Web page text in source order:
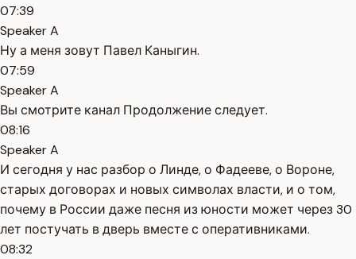
07:39
Speaker A
Ну а меня зовут Павел Каныгин.
07:59
Speaker A
Вы смотрите канал Продолжение следует.
08:16
Speaker A
И сегодня у нас разбор о Линде, о Фадееве, о Вороне,
старых договорах и новых символах власти, и о том,
почему в России даже песня из юности может через 30
лет постучать в дверь вместе с оперативниками.
08:32